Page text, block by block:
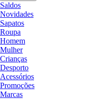
Saldos
Novidades
Sapatos
Roupa
Homem
Mulher
Crianças
Desporto
Acessórios
Promoções
Marcas